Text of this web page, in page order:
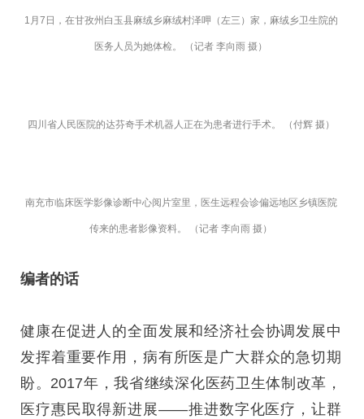
1月7日，在甘孜州白玉县麻绒乡麻绒村泽呷（左三）家，麻绒乡卫生院的
医务人员为她体检。 （记者 李向雨 摄）
四川省人民医院的达芬奇手术机器人正在为患者进行手术。 （付辉 摄）
南充市临床医学影像诊断中心阅片室里，医生远程会诊偏远地区乡镇医院
传来的患者影像资料。 （记者 李向雨 摄）
编者的话
健康在促进人的全面发展和经济社会协调发展中
发挥着重要作用，病有所医是广大群众的急切期
盼。2017年，我省继续深化医药卫生体制改革，
医疗惠民取得新进展——推进数字化医疗，让群